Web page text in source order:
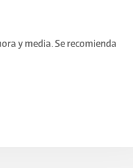
y media. Se recomienda